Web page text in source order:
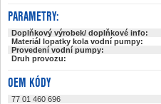
PARAMETRY:
Doplňkový výrobek/ doplňkové info:
Materiál lopatky kola vodní pumpy:
Provedení vodní pumpy:
Druh provozu:
OEM KÓDY
77 01 460 696